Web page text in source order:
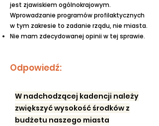
jest zjawiskiem ogólnokrajowym.
Wprowadzanie programów profilaktycznych
w tym zakresie to zadanie rządu, nie miasta.
Nie mam zdecydowanej opinii w tej sprawie.
Odpowiedź:
W nadchodzącej kadencji należy
zwiększyć wysokość środków z
budżetu naszego miasta